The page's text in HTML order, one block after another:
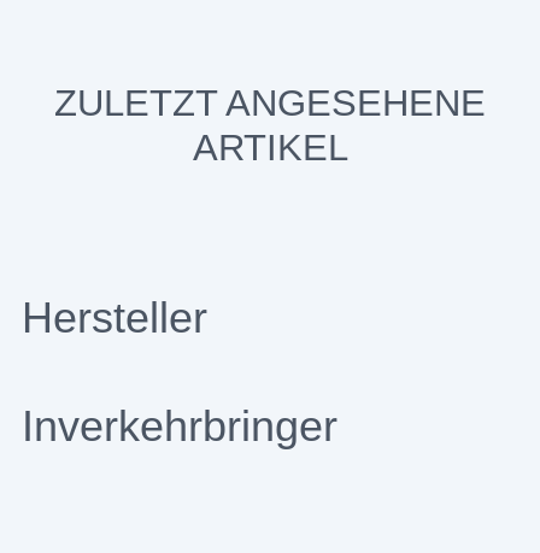
ZULETZT ANGESEHENE
ARTIKEL
Hersteller
Inverkehrbringer